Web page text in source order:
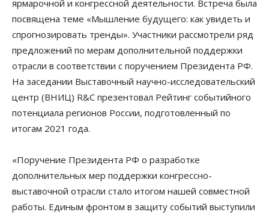
ярмарочной и конгрессной деятельности. Встреча была
посвящена теме «Мышление будущего: как увидеть и
спрогнозировать тренды». Участники рассмотрели ряд
предложений по мерам дополнительной поддержки
отрасли в соответствии с поручением Президента РФ.
На заседании Выставочный научно-исследовательский
центр (ВНИЦ) R&C презентовал Рейтинг событийного
потенциала регионов России, подготовленный по
итогам 2021 года.
«Поручение Президента РФ о разработке
дополнительных мер поддержки конгрессно-
выставочной отрасли стало итогом нашей совместной
работы. Единым фронтом в защиту событий выступили